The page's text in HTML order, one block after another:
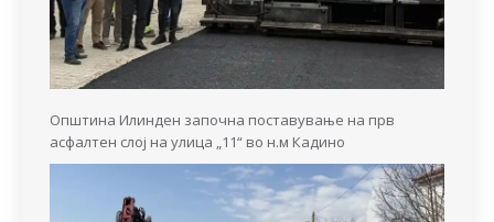
Општина Илинден започна поставување на прв
асфалтен слој на улица „11“ во н.м Кадино